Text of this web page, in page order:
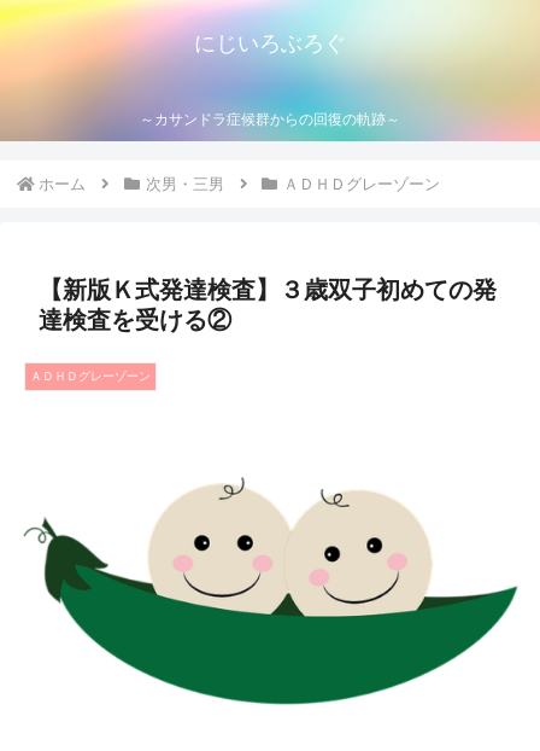
にじいろぶろぐ
～カサンドラ症候群からの回復の軌跡～
ホーム 次男・三男 ＡＤＨＤグレーゾーン
【新版Ｋ式発達検査】３歳双子初めての発
達検査を受ける②
ＡＤＨＤグレーゾーン